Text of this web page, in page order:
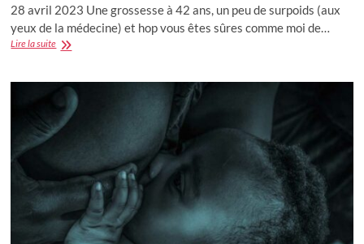
28 avril 2023 Une grossesse à 42 ans, un peu de surpoids (aux
yeux de la médecine) et hop vous êtes sûres comme moi de…
Lire la suiteTémoignage
test
diabète
gestationnel